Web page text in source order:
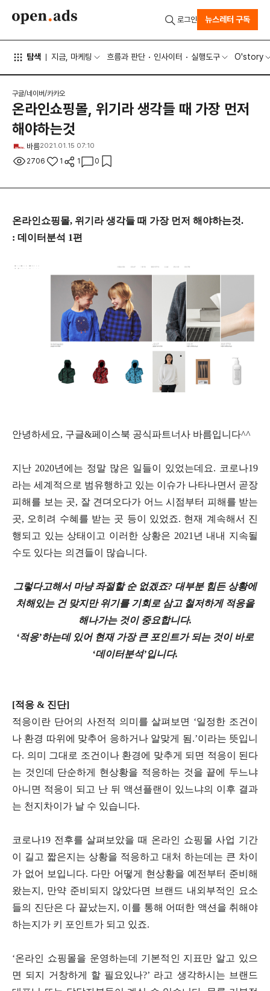
탐색 지금, 마케팅 흐름과 판단 인사이터 실행도구 O'story
로그인 뉴스레터 구독
구글/네이버/카카오
온라인쇼핑몰, 위기라 생각들 때 가장 먼저
해야하는것
바름2021.01.15 07:10
2706 1 1 0
온라인쇼핑몰, 위기라 생각들 때 가장 먼저 해야하는것.
: 데이터분석 1편
안녕하세요, 구글&페이스북 공식파트너사 바름입니다^^
지난 2020년에는 정말 많은 일들이 있었는데요. 코로나19
라는 세계적으로 범유행하고 있는 이슈가 나타나면서 곧장
피해를 보는 곳, 잘 견뎌오다가 어느 시점부터 피해를 받는
곳, 오히려 수혜를 받는 곳 등이 있었죠. 현재 계속해서 진
행되고 있는 상태이고 이러한 상황은 2021년 내내 지속될
수도 있다는 의견들이 많습니다.
그렇다고해서 마냥 좌절할 순 없겠죠? 대부분 힘든 상황에
처해있는 건 맞지만 위기를 기회로 삼고 철저하게 적응을
해나가는 것이 중요합니다.
‘적응’하는데 있어 현재 가장 큰 포인트가 되는 것이 바로
‘데이터분석’입니다.
[적응 & 진단]
적응이란 단어의 사전적 의미를 살펴보면 ‘일정한 조건이
나 환경 따위에 맞추어 응하거나 알맞게 됨.’이라는 뜻입니
다. 의미 그대로 조건이나 환경에 맞추게 되면 적응이 된다
는 것인데 단순하게 현상황을 적응하는 것을 끝에 두느냐
아니면 적응이 되고 난 뒤 액션플랜이 있느냐의 이후 결과
는 천지차이가 날 수 있습니다.
코로나19 전후를 살펴보았을 때 온라인 쇼핑몰 사업 기간
이 길고 짧은지는 상황을 적응하고 대처 하는데는 큰 차이
가 없어 보입니다. 다만 어떻게 현상황을 예전부터 준비해
왔는지, 만약 준비되지 않았다면 브랜드 내외부적인 요소
들의 진단은 다 끝났는지, 이를 통해 어떠한 액션을 취해야
하는지가 키 포인트가 되고 있죠.
‘온라인 쇼핑몰을 운영하는데 기본적인 지표만 알고 있으
면 되지 거창하게 할 필요있나?’ 라고 생각하시는 브랜드